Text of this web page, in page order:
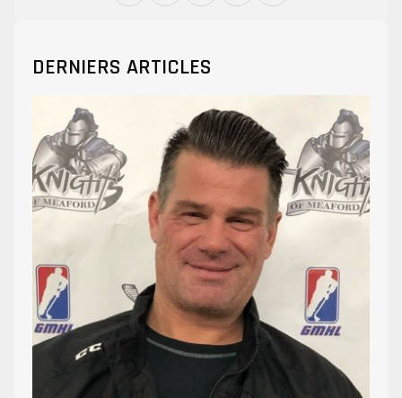
DERNIERS ARTICLES